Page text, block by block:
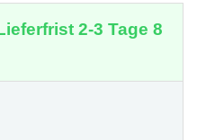
2-3 Tage 8